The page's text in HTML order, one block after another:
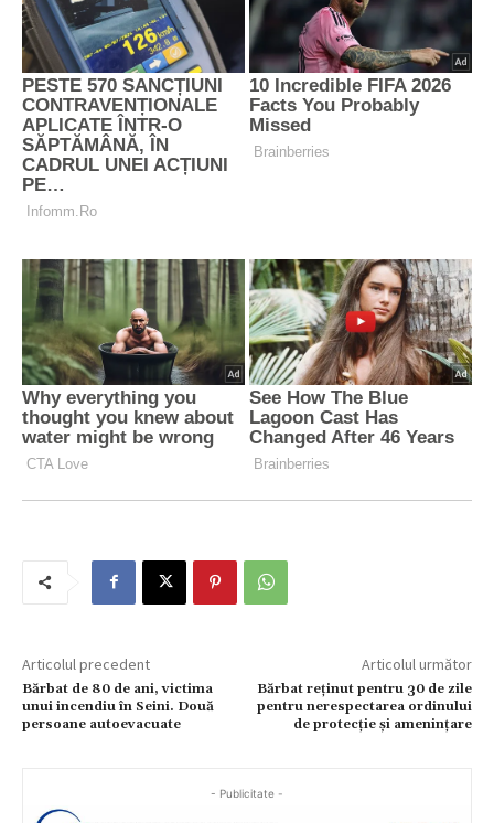
Articolul precedent
Bărbat de 80 de ani, victima
unui incendiu în Seini. Două
persoane autoevacuate
Articolul următor
Bărbat reținut pentru 30 de zile
pentru nerespectarea ordinului
de protecție și amenințare
- Publicitate -